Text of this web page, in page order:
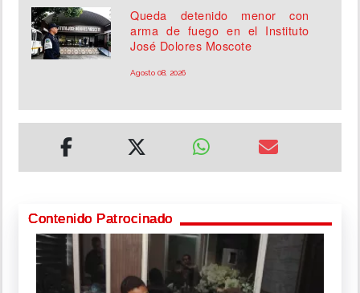
Queda detenido menor con
arma de fuego en el Instituto
José Dolores Moscote
Agosto 08, 2026
Contenido Patrocinado